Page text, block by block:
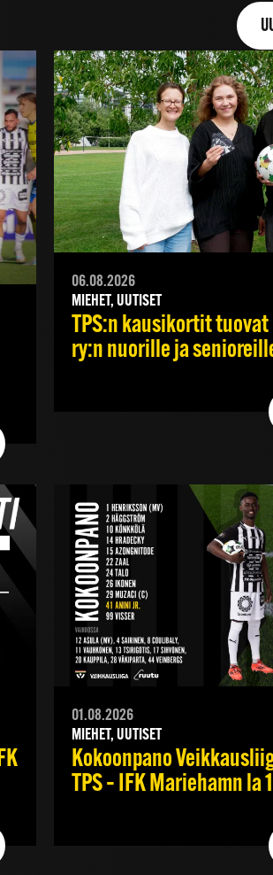
06.08.2026
MIEHET, UUTISET
TPS:n kausikortit tuovat
ry:n nuorille ja
01.08.2026
MIEHET, UUTISET
Kokoonpano
TPS – IFK Mariehamn la